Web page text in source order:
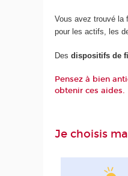
Vous avez trouvé la
pour les actifs, les
Desdispositifs de
Pensez à bien
obtenir ces aides.
Je choisis